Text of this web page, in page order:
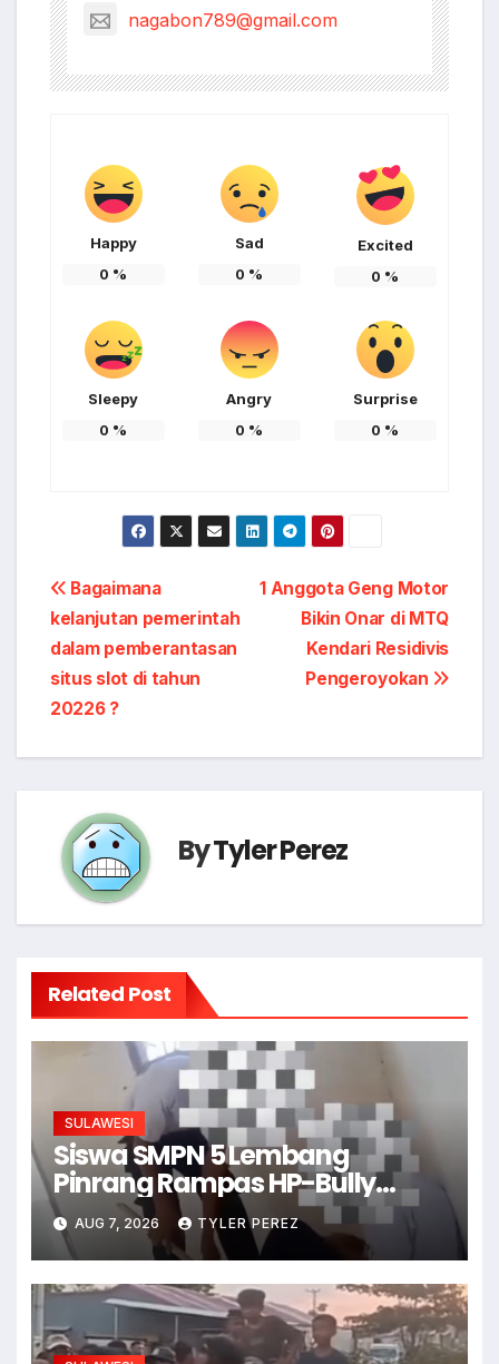
nagabon789@gmail.com
Happy
0 %
Sad
0 %
Excited
0 %
Sleepy
0 %
Angry
0 %
Surprise
0 %
Post
navigation
1 Anggota Geng Motor
Bikin Onar di MTQ
Kendari Residivis
Pengeroyokan
Bagaimana
kelanjutan pemerintah
dalam pemberantasan
situs slot di tahun
20226 ?
ByTyler Perez
Related Post
SULAWESI
Siswa SMPN 5 Lembang
Pinrang Rampas HP-Bully
Junior
AUG 7, 2026 TYLER PEREZ